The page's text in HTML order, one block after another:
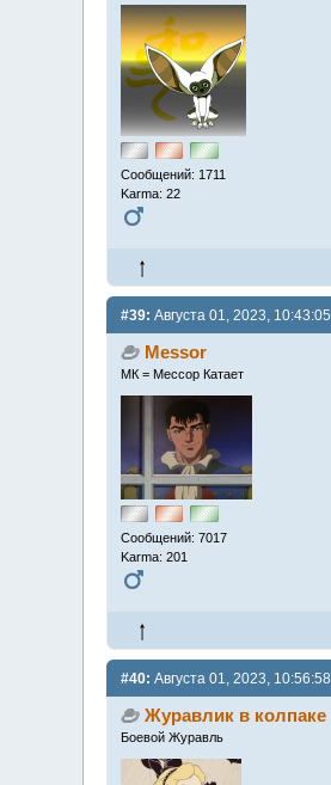
Сообщений: 1711
Karma: 22
#39: Августа 01, 2023, 10:43:05
Messor
МК = Мессор Катает
Сообщений: 7017
Karma: 201
#40: Августа 01, 2023, 10:56:58
Журавлик в колпаке
Боевой Журавль